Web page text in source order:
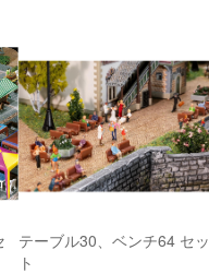
テーブル30、ベンチ64 セッ
ト